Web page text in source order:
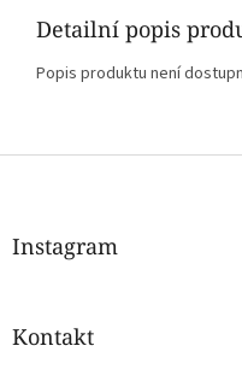
Detailní popis
Popis produktu není
Z
Instagram
Kontakt